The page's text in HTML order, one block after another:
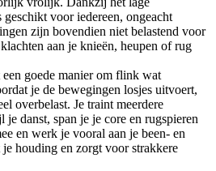
geschikt voor iedereen, ongeacht
zijn bovendien niet belastend voor
aan je knieën, heupen of rug
een goede manier om flink wat
je de bewegingen losjes uitvoert,
overbelast. Je traint meerdere
danst, span je je core en rugspieren
en werk je vooral aan je been- en
houding en zorgt voor strakkere